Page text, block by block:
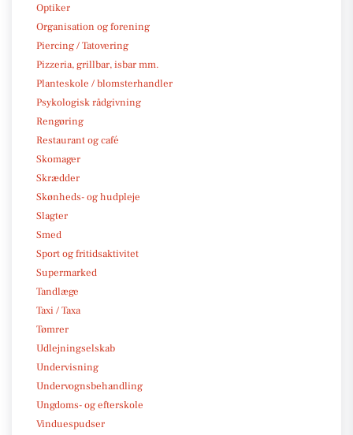
Optiker
Organisation og forening
Piercing / Tatovering
Pizzeria, grillbar, isbar mm.
Planteskole / blomsterhandler
Psykologisk rådgivning
Rengøring
Restaurant og café
Skomager
Skrædder
Skønheds- og hudpleje
Slagter
Smed
Sport og fritidsaktivitet
Supermarked
Tandlæge
Taxi / Taxa
Tømrer
Udlejningselskab
Undervisning
Undervognsbehandling
Ungdoms- og efterskole
Vinduespudser